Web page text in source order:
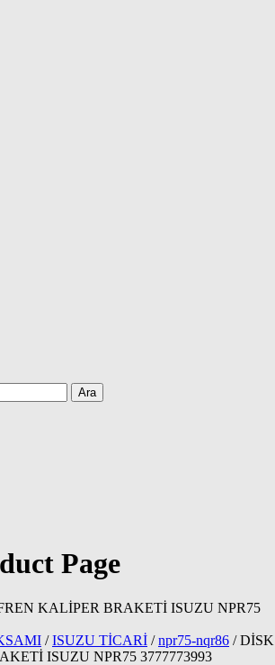
Ara
Page
KALİPER BRAKETİ ISUZU NPR75
/ISUZU TİCARİ /npr75-nqr86 / DİSK
ISUZU NPR75 3777773993